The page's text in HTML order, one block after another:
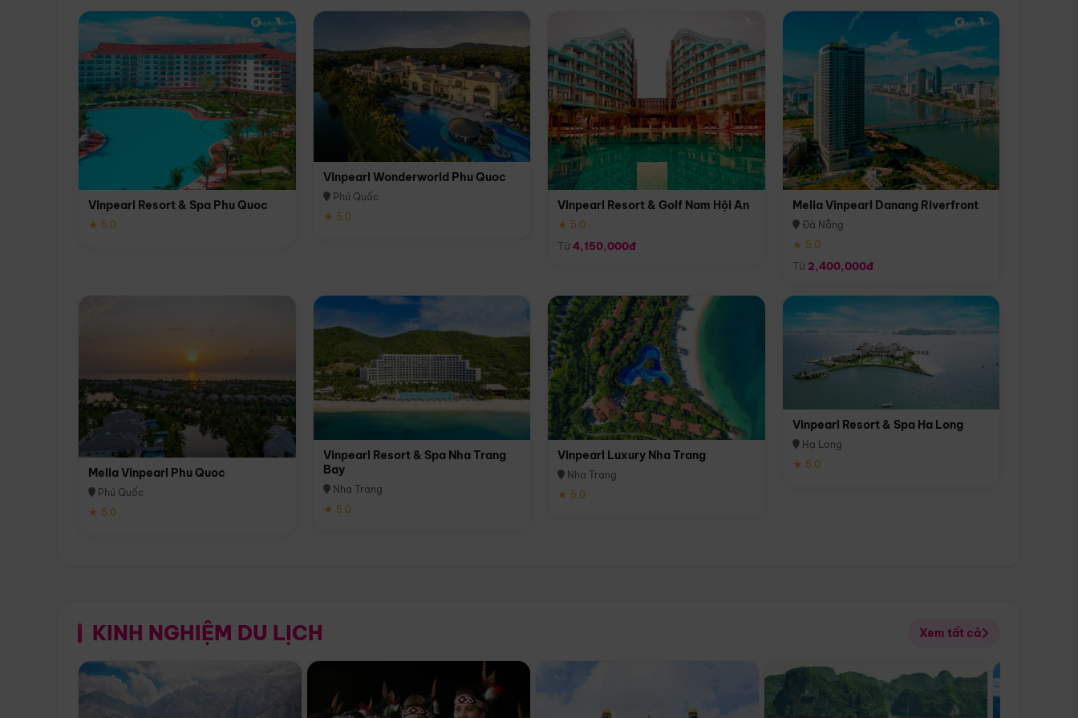
Vinpearl Resort & Spa Phu Quoc
★ 5.0
Vinpearl Wonderworld Phu Quoc
Phú Quốc
★ 5.0
Vinpearl Resort & Golf Nam Hội An
★ 5.0
Từ4,150,000đ
Melia Vinpearl Danang Riverfront
Đà Nẵng
★ 5.0
Từ 2,400,000đ
Melia Vinpearl Phu Quoc
Phú Quốc
★ 5.0
Vinpearl Resort & Spa Nha Trang
Bay
Nha Trang
★ 5.0
Vinpearl Luxury Nha Trang
Nha Trang
★ 5.0
Vinpearl Resort & Spa Ha Long
Hạ Long
★ 5.0
KINH NGHIỆM DU LỊCH Xem tất cả